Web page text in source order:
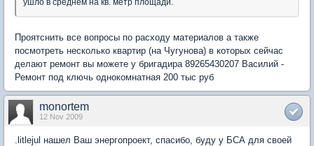
Проятснить все вопросы по расходу материалов а также
посмотреть несколько квартир (на Чугунова) в которых сейчас
делают ремонт вы можете у бригадира 89265430207 Василий -
Ремонт под ключь однокомнатная 200 тыс руб
monortem
12 Nov 2009
.litlejul нашел Ваш энергопроект, спасибо, буду у БСА для своей